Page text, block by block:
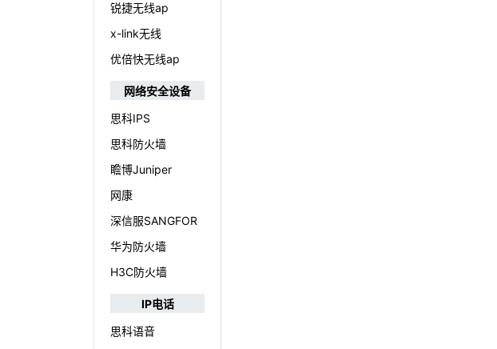
锐捷无线ap
x-link无线
优倍快无线ap
网络安全设备
思科IPS
思科防火墙
瞻博Juniper
网康
深信服SANGFOR
华为防火墙
H3C防火墙
IP电话
思科语音